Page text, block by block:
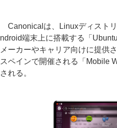
Canonicalは、Linuxディスト
ndroid端末上に搭載する「
メーカーやキャリア向けに提供
スペインで開催される「Mobile
される。